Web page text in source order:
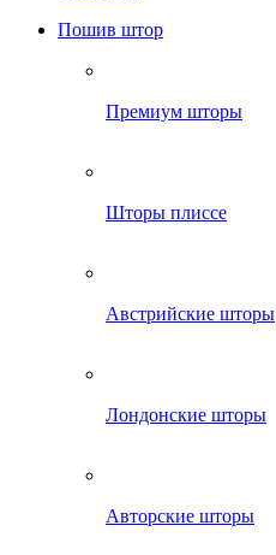
Пошив штор
Премиум шторы
Шторы плиссе
Австрийские шторы
Лондонские шторы
Авторские шторы